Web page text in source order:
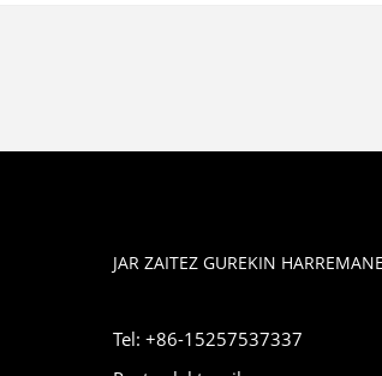
JAR ZAITEZ GUREKIN
Tel: +86-15257537337